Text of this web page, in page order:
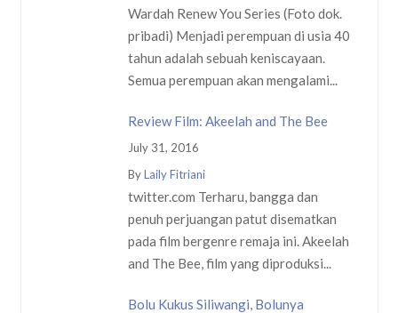
Wardah Renew You Series (Foto dok.
pribadi) Menjadi perempuan di usia 40
tahun adalah sebuah keniscayaan.
Semua perempuan akan mengalami...
Review Film: Akeelah and The Bee
July 31, 2016
ByLaily Fitriani
twitter.com Terharu, bangga dan
penuh perjuangan patut disematkan
pada film bergenre remaja ini. Akeelah
and The Bee, film yang diproduksi...
Bolu Kukus Siliwangi, Bolunya